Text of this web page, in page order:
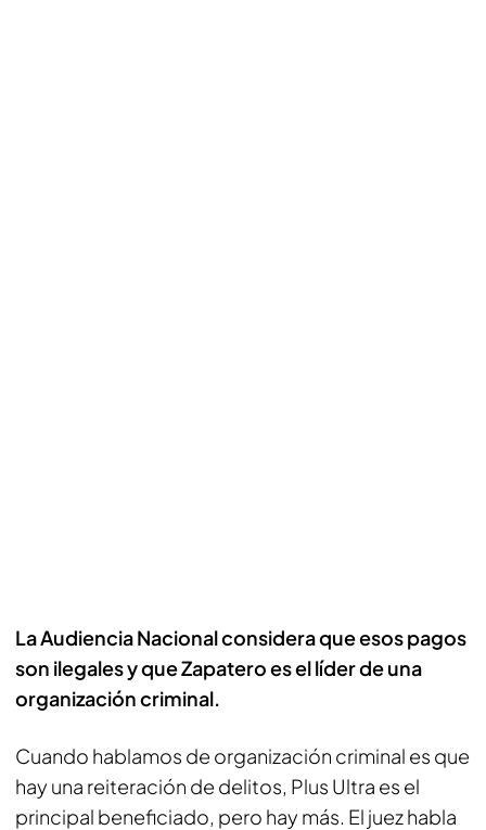
La Audiencia Nacional considera que esos pagos
son ilegales y que Zapatero es el líder de una
organización criminal.
Cuando hablamos de organización criminal es que
hay una reiteración de delitos, Plus Ultra es el
principal beneficiado, pero hay más. El juez habla